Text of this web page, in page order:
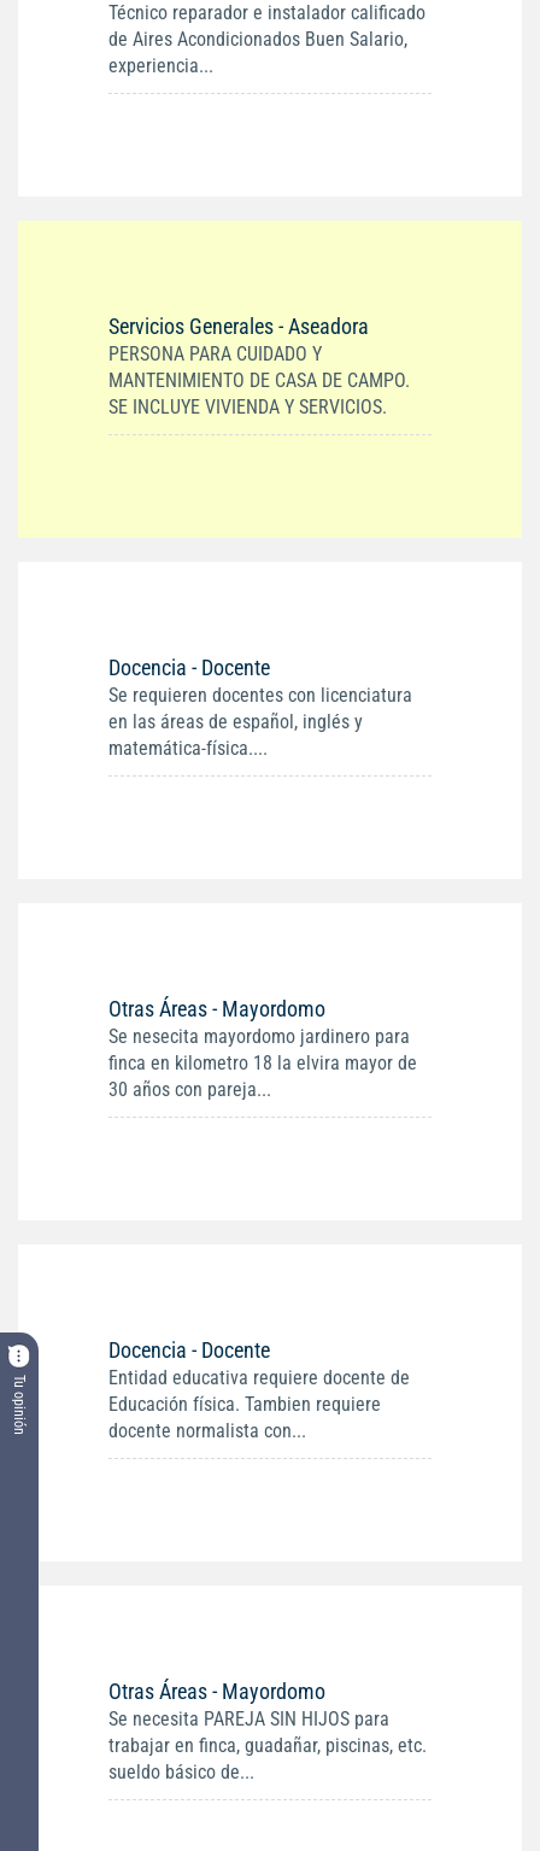
Tu opinión
Técnico reparador e instalador calificado
de Aires Acondicionados Buen Salario,
experiencia...
Servicios Generales - Aseadora
PERSONA PARA CUIDADO Y
MANTENIMIENTO DE CASA DE CAMPO.
SE INCLUYE VIVIENDA Y SERVICIOS.
Docencia - Docente
Se requieren docentes con licenciatura
en las áreas de español, inglés y
matemática-física....
Otras Áreas - Mayordomo
Se nesecita mayordomo jardinero para
finca en kilometro 18 la elvira mayor de
30 años con pareja...
Docencia - Docente
Entidad educativa requiere docente de
Educación física. Tambien requiere
docente normalista con...
Otras Áreas - Mayordomo
Se necesita PAREJA SIN HIJOS para
trabajar en finca, guadañar, piscinas, etc.
sueldo básico de...